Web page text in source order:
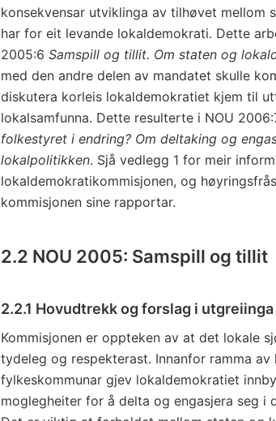
konsekvensar utviklinga av tilhøvet mellom
har for eit levande lokaldemokrati. Dette
2005:6 Samspill og tillit. Om staten og
med den andre delen av mandatet skulle
diskutera korleis lokaldemokratiet kjem til
lokalsamfunna. Dette resulterte i NOU
folkestyret i endring? Om deltaking og
lokalpolitikken. Sjå vedlegg 1 for meir
lokaldemokratikommisjonen, og
kommisjonen sine rapportar.
2.2 NOU 2005: Samspill og tillit
2.2.1 Hovudtrekk og forslag i utgreiinga
Kommisjonen er oppteken av at det lokale
tydeleg og respekterast. Innanfor ramma av
fylkeskommunar gjev lokaldemokratiet
moglegheiter for å delta og engasjera seg i